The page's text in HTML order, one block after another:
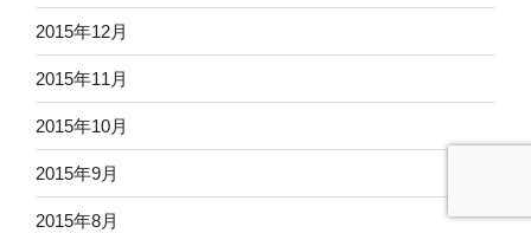
2015年12月
2015年11月
2015年10月
2015年9月
2015年8月